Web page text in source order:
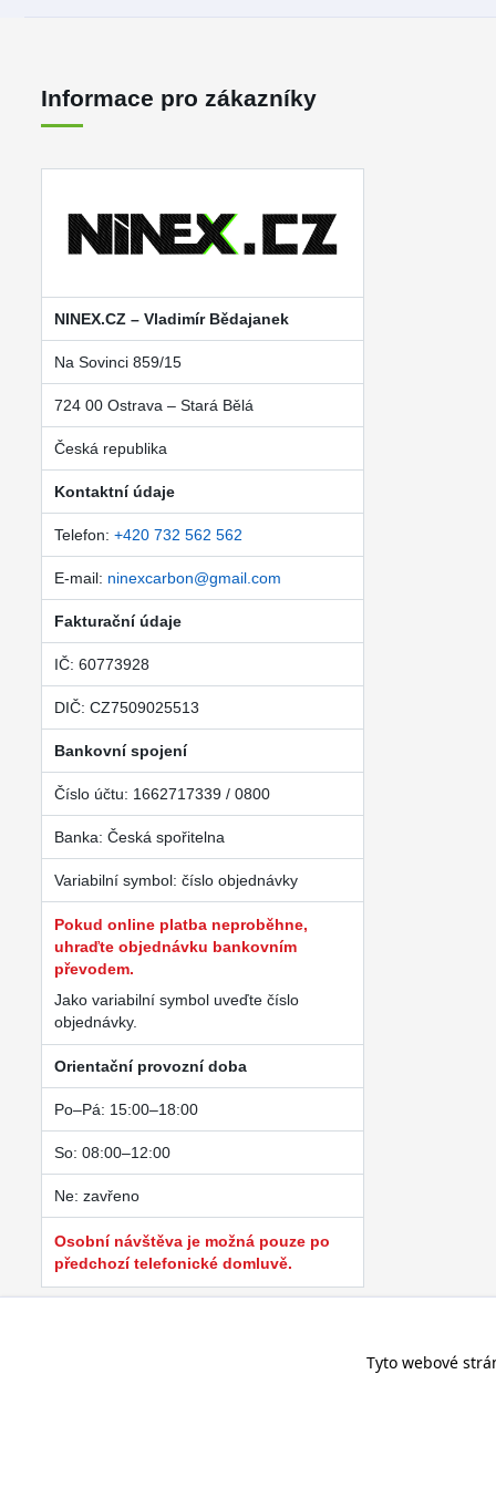
Informace pro zákazníky
NINEX.CZ – Vladimír Bědajanek
Na Sovinci 859/15
724 00 Ostrava – Stará Bělá
Česká republika
Kontaktní údaje
Telefon: +420 732 562 562
E-mail: ninexcarbon@gmail.com
Fakturační údaje
IČ: 60773928
DIČ: CZ7509025513
Bankovní spojení
Číslo účtu: 1662717339 / 0800
Banka: Česká spořitelna
Variabilní symbol: číslo objednávky
Pokud online platba neproběhne,
uhraďte objednávku bankovním
převodem.
Jako variabilní symbol uveďte číslo
objednávky.
Orientační provozní doba
Po–Pá: 15:00–18:00
So: 08:00–12:00
Ne: zavřeno
Osobní návštěva je možná pouze po
předchozí telefonické domluvě.
Tyto webové